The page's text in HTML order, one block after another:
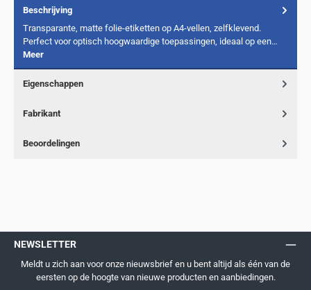
Beschrijving
Transparante, matte folie-etiketten op A4-vellen, zelfklevend.
Perfect voor optisch hoogwaardige toepassingen, ideaal op een…
Meer
Eigenschappen
Fabrikant
Beoordelingen
NEWSLETTER
Meldt u zich aan voor onze nieuwsbrief en u bent altijd als één van de
eersten op de hoogte van nieuwe producten en aanbiedingen.